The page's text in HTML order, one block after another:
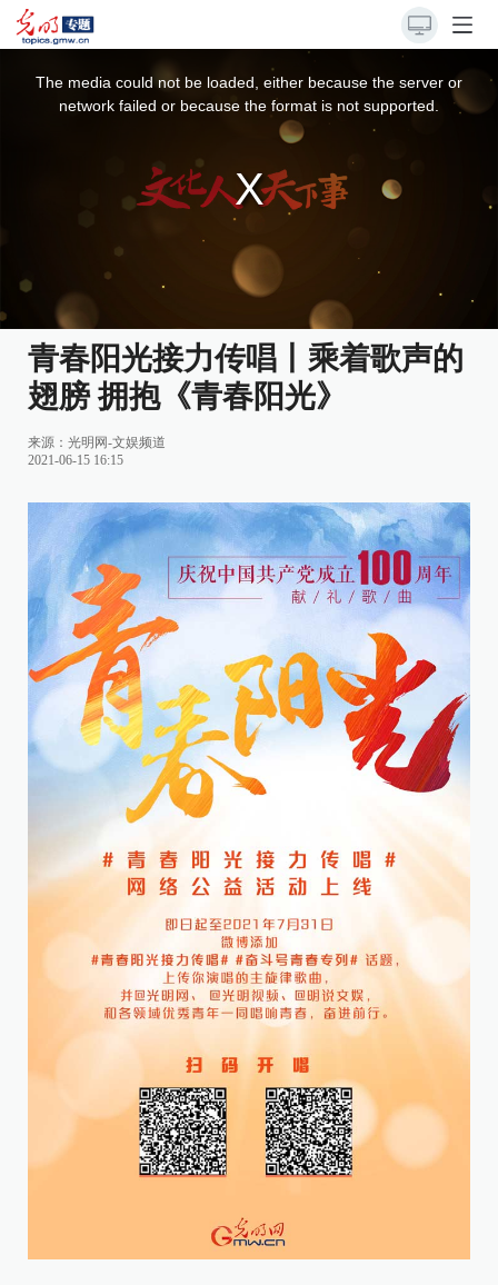
The media could not be loaded, either because the server or
network failed or because the format is not supported.
青春阳光接力传唱丨乘着歌声的
翅膀 拥抱《青春阳光》
来源： 光明网-文娱频道
2021-06-15 16:15